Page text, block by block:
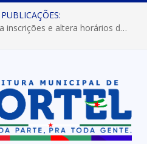
Prefeitura de Portel prorroga inscrições e altera horários dos concursos “Musa” e “Miss Mix Verão 2026”